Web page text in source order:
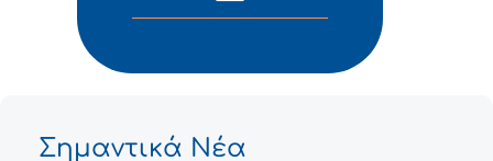
Σημαντικά Νέα